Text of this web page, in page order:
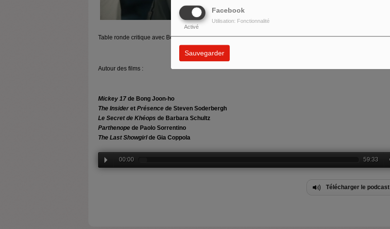
Facebook
Activé
Utilisation: Fonctionnalité
Sauvegarder
Table ronde critique avec Benoit Basirico, Bernard Payen et Pierre Charpilloz.
Autour des films :
Mickey 17 de Bong Joon-ho
The Insider et Présence de Steven Soderbergh
Le Secret de Khéops de Barbara Schultz
Parthenope de Paolo Sorrentino
The Last Showgirlde Gia Coppola
00:00 59:33
Télécharger le podcast